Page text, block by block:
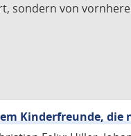
sondern von
Kinderfreunde,